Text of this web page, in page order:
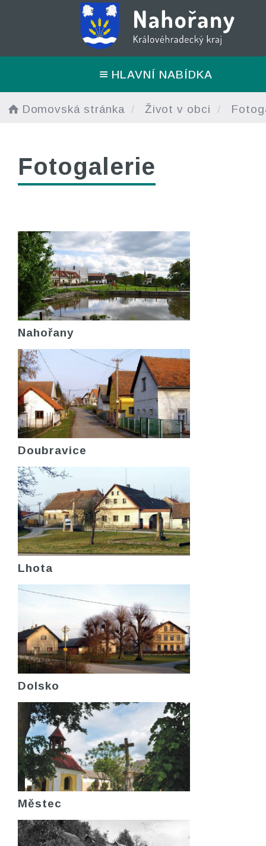
HLAVNÍ NABÍDKA
Domovská stránka Život v obci
Fotogalerie
Nahořany
Doubravice
Lhota
Dolsko
Městec